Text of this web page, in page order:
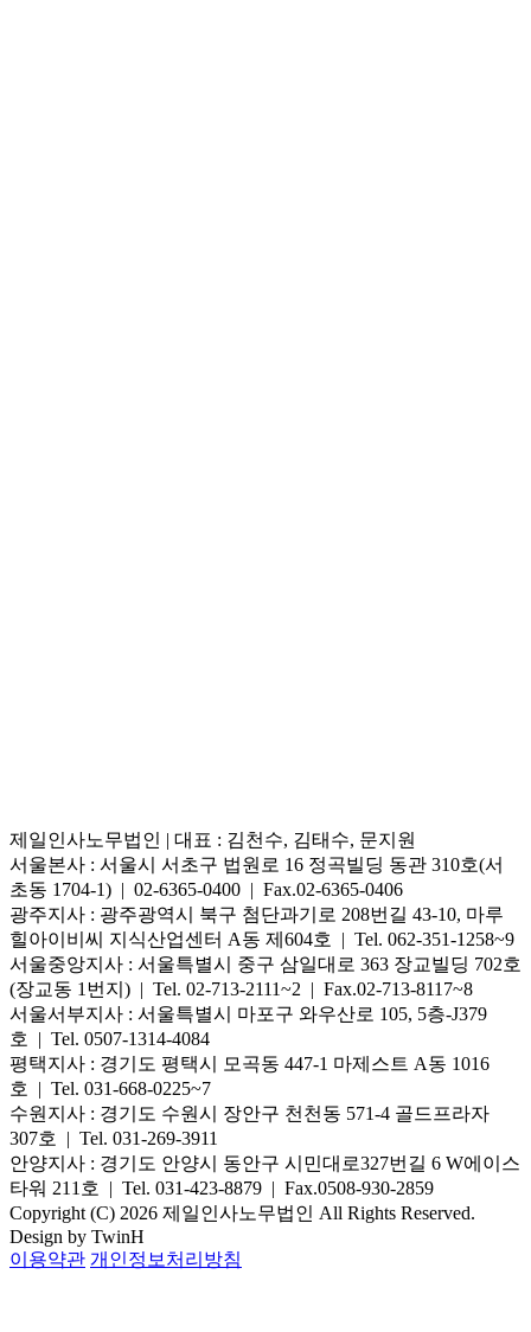
제일인사노무법인 | 대표 : 김천수, 김태수, 문지원
서울본사 : 서울시 서초구 법원로 16 정곡빌딩 동관 310호(서
초동 1704-1) | 02-6365-0400 | Fax.02-6365-0406
광주지사 : 광주광역시 북구 첨단과기로 208번길 43-10, 마루
힐아이비씨 지식산업센터 A동 제604호 | Tel. 062-351-1258~9
서울중앙지사 : 서울특별시 중구 삼일대로 363 장교빌딩 702호
(장교동 1번지) | Tel. 02-713-2111~2 | Fax.02-713-8117~8
서울서부지사 : 서울특별시 마포구 와우산로 105, 5층-J379
호 | Tel. 0507-1314-4084
평택지사 : 경기도 평택시 모곡동 447-1 마제스트 A동 1016
호 | Tel. 031-668-0225~7
수원지사 : 경기도 수원시 장안구 천천동 571-4 골드프라자
307호 | Tel. 031-269-3911
안양지사 : 경기도 안양시 동안구 시민대로327번길 6 W에이스
타워 211호 | Tel. 031-423-8879 | Fax.0508-930-2859
Copyright (C) 2026 제일인사노무법인 All Rights Reserved.
Design by TwinH
이용약관 개인정보처리방침